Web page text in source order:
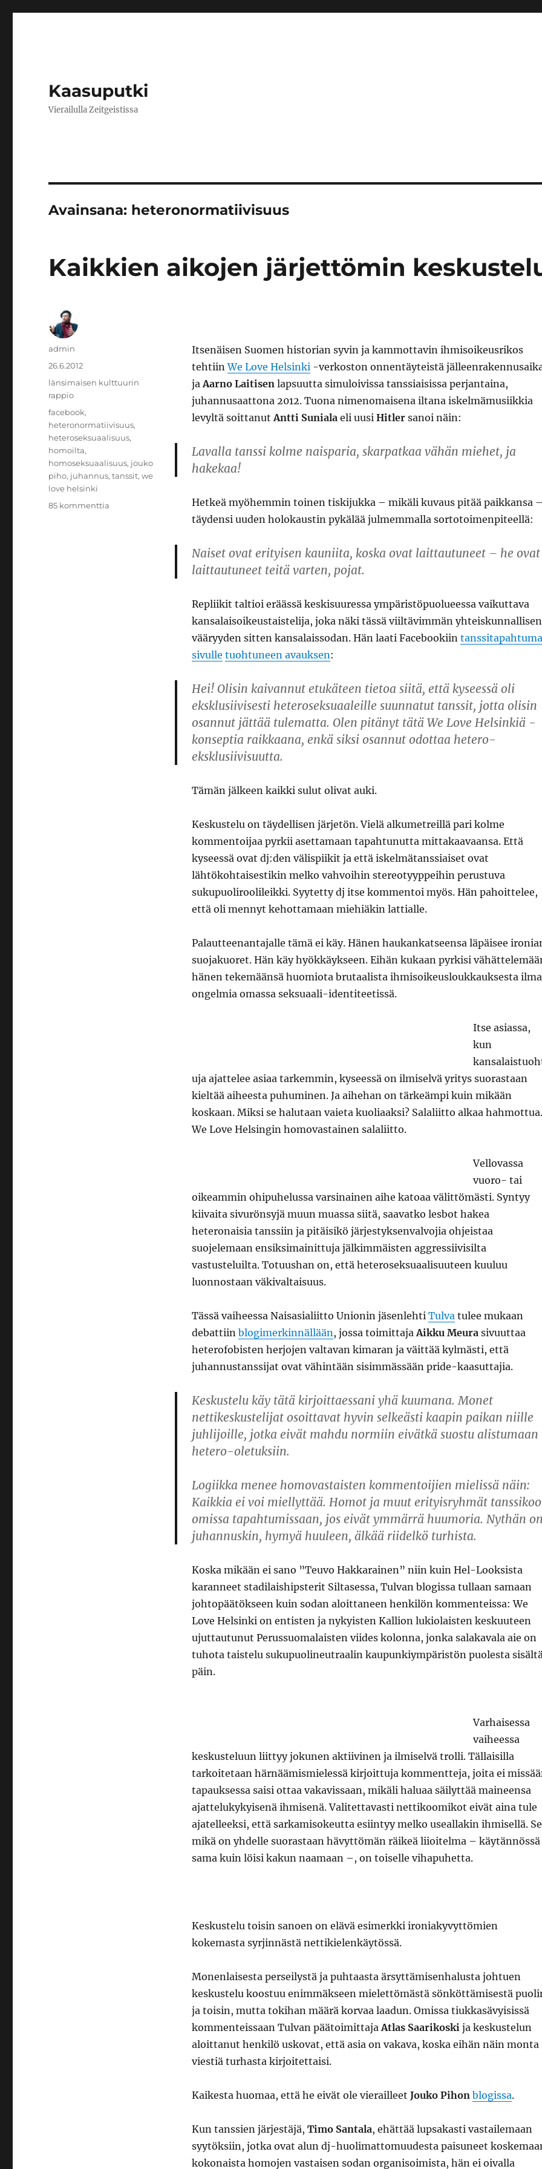
Kaasuputki
Vierailulla Zeitgeistissa
Avainsana: heteronormatiivisuus
Kaikkien aikojen järjettömin
Itsenäisen Suomen historian syvin ja kammottavin ihmisoikeusrikos
tehtiinWe Love Helsinki-verkoston onnentäyteistä
jaAarno Laitisenlapsuutta simuloivissa tanssiaisissa perjantaina,
juhannusaattona 2012. Tuona nimenomaisena iltana iskelmämusiikkia
levyltä soittanutAntti Sunialaeli uusi Hitlersanoi näin:
Lavalla tanssi kolme naisparia, skarpatkaa vähän miehet, ja
hakekaa!
Hetkeä myöhemmin toinen tiskijukka – mikäli kuvaus pitää paikkansa
täydensi uuden holokaustin pykälää julmemmalla sortotoimenpiteellä:
Naiset ovat erityisen kauniita, koska ovat laittautuneet – he ovat
laittautuneet teitä varten, pojat.
Repliikit taltioi eräässä keskisuuressa ympäristöpuolueessa vaikuttava
kansalaisoikeustaistelija, joka näki tässä viiltävimmän yhteiskunnallisen
vääryyden sitten kansalaissodan. Hän laati Facebookiin
sivulle tuohtuneen avauksen:
Hei! Olisin kaivannut etukäteen tietoa siitä, että kyseessä oli
eksklusiivisesti heteroseksuaaleille suunnatut tanssit, jotta olisin
osannut jättää tulematta. Olen pitänyt tätä We Love Helsinkiä -
konseptia raikkaana, enkä siksi osannut odottaa hetero-
eksklusiivisuutta.
Tämän jälkeen kaikki sulut olivat auki.
Keskustelu on täydellisen järjetön. Vielä alkumetreillä pari kolme
kommentoijaa pyrkii asettamaan tapahtunutta mittakaavaansa. Että
kyseessä ovat dj:den välispiikit ja että iskelmätanssiaiset ovat
lähtökohtaisestikin melko vahvoihin stereotyyppeihin perustuva
sukupuoliroolileikki. Syytetty dj itse kommentoi myös. Hän pahoittelee,
että oli mennyt kehottamaan miehiäkin lattialle.
Palautteenantajalle tämä ei käy. Hänen haukankatseensa läpäisee
suojakuoret. Hän käy hyökkäykseen. Eihän kukaan pyrkisi
hänen tekemäänsä huomiota brutaalista ihmisoikeusloukkauksesta
ongelmia omassa seksuaali-identiteetissä.
Itse asiassa,
kun
uja ajattelee asiaa tarkemmin, kyseessä on ilmiselvä yritys suorastaan
kieltää aiheesta puhuminen. Ja aihehan on tärkeämpi kuin mikään
koskaan. Miksi se halutaan vaieta kuoliaaksi? Salaliitto alkaa hahmottua.
We Love Helsingin homovastainen salaliitto.
Vellovassa
vuoro- tai
oikeammin ohipuhelussa varsinainen aihe katoaa välittömästi. Syntyy
kiivaita sivurönsyjä muun muassa siitä, saavatko lesbot hakea
heteronaisia tanssiin ja pitäisikö järjestyksenvalvojia ohjeistaa
suojelemaan ensiksimainittuja jälkimmäisten aggressiivisilta
vastusteluilta. Totuushan on, että heteroseksuaalisuuteen kuuluu
luonnostaan väkivaltaisuus.
Tässä vaiheessa Naisasialiitto Unionin jäsenlehti Tulvatulee mukaan
debattiin blogimerkinnällään, jossa toimittajaAikku Meurasivuuttaa
heterofobisten herjojen valtavan kimaran ja väittää kylmästi, että
juhannustanssijat ovat vähintään sisimmässään pride-kaasuttajia.
Keskustelu käy tätä kirjoittaessani yhä kuumana. Monet
nettikeskustelijat osoittavat hyvin selkeästi kaapin paikan niille
juhlijoille, jotka eivät mahdu normiin eivätkä suostu alistumaan
hetero-oletuksiin.
Logiikka menee homovastaisten kommentoijien mielissä näin:
Kaikkia ei voi miellyttää. Homot ja muut erityisryhmät
omissa tapahtumissaan, jos eivät ymmärrä huumoria. Nythän
juhannuskin, hymyä huuleen, älkää riidelkö turhista.
Koska mikään ei sano ”Teuvo Hakkarainen” niin kuin Hel-Looksista
karanneet stadilaishipsterit Siltasessa, Tulvan blogissa tullaan samaan
johtopäätökseen kuin sodan aloittaneen henkilön kommenteissa: We
Love Helsinki on entisten ja nykyisten Kallion lukiolaisten keskuuteen
ujuttautunut Perussuomalaisten viides kolonna, jonka salakavala aie on
tuhota taistelu sukupuolineutraalin kaupunkiympäristön puolesta
päin.
Varhaisessa
vaiheessa
keskusteluun liittyy jokunen aktiivinen ja ilmiselvä trolli. Tällaisilla
tarkoitetaan härnäämismielessä kirjoittuja kommentteja, joita ei
tapauksessa saisi ottaa vakavissaan, mikäli haluaa säilyttää maineensa
ajattelukykyisenä ihmisenä. Valitettavasti nettikoomikot eivät aina tule
ajatelleeksi, että sarkamisokeutta esiintyy melko useallakin ihmisellä.
mikä on yhdelle suorastaan hävyttömän räikeä liioitelma – käytännössä
sama kuin löisi kakun naamaan –, on toiselle vihapuhetta.
Keskustelu toisin sanoen on elävä esimerkki ironiakyvyttömien
kokemasta syrjinnästä nettikielenkäytössä.
Monenlaisesta perseilystä ja puhtaasta ärsyttämisenhalusta johtuen
keskustelu koostuu enimmäkseen mielettömästä sönköttämisestä
ja toisin, mutta tokihan määrä korvaa laadun. Omissa tiukkasävyisissä
kommenteissaan Tulvan päätoimittajaAtlas Saarikoskija keskustelun
aloittanut henkilö uskovat, että asia on vakava, koska eihän näin monta
viestiä turhasta kirjoitettaisi.
Kaikesta huomaa, että he eivät ole vierailleet Jouko Pihon blogissa.
Kun tanssien järjestäjä, Timo Santala, ehättää lupsakasti vastailemaan
syytöksiin, jotka ovat alun dj-huolimattomuudesta paisuneet
kokonaista homojen vastaisen sodan organisoimista, hän ei oivalla
Kirjoittaja
admin
Julkaistu
26.6.2012
Kategoriat
länsimaisen kulttuurin
rappio
Avainsanat
facebook,
heteronormatiivisuus,
heteroseksuaalisuus,
homoilta,
homoseksuaalisuus, jouko
piho, juhannus,tanssit,we
love helsinki
85 kommenttia